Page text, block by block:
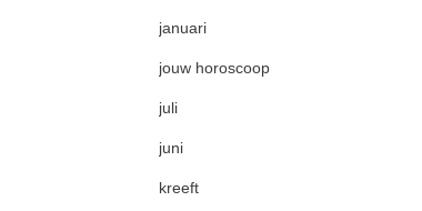
januari
jouw horoscoop
juli
juni
kreeft